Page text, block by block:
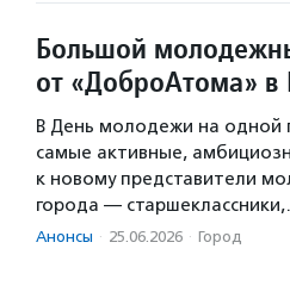
Большой
от «ДоброАтома»
В День молодежи на одной
самые активные,
к новому представители
города —
Анонсы · 25.06.2026 · Город